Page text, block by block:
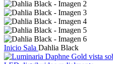
Inicio Sala Dahlia Black